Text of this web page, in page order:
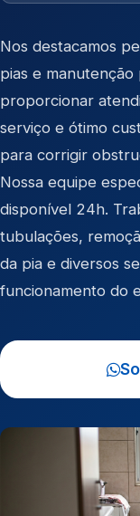
Nos destacamos
pias e
proporcionar
serviço e ótimo
para corrigir
Nossa equipe
disponível 24h.
tubulações,
da pia e diversos
funcionamento do